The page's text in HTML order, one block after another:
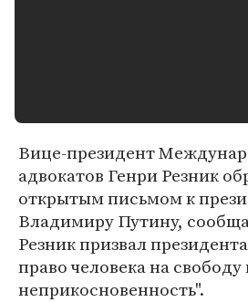
Вице-президент
адвокатов Генри Резник
открытым письмом к
Владимиру Путину,
Резник призвал
право человека на
неприкосновенность".